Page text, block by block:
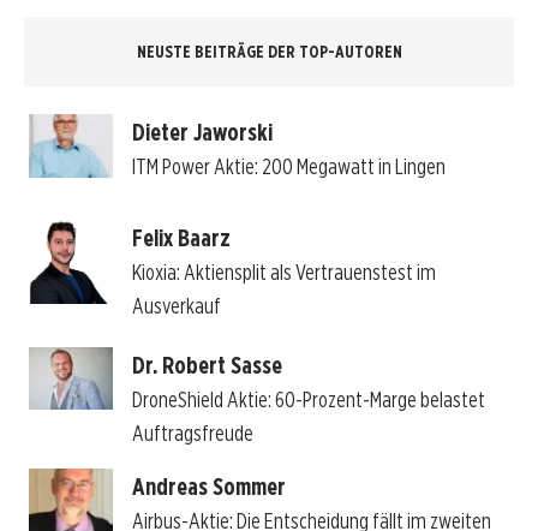
NEUSTE BEITRÄGE DER TOP-AUTOREN
Dieter Jaworski
ITM Power Aktie: 200 Megawatt in Lingen
Felix Baarz
Kioxia: Aktiensplit als Vertrauenstest im
Ausverkauf
Dr. Robert Sasse
DroneShield Aktie: 60-Prozent-Marge belastet
Auftragsfreude
Andreas Sommer
Airbus-Aktie: Die Entscheidung fällt im zweiten